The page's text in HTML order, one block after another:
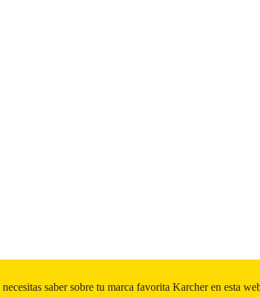
saber sobre tu marca favorita Karcher en esta